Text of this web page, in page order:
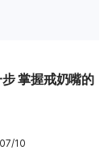
掌握戒奶嘴的
10